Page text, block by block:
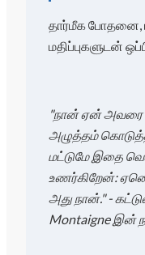
தார்மீக போதனை,
மதிப்புகளுடன்
"நான் ஏன் அவரை
அழுத்தம்
மட்டுமே இதை
உணர்கிறேன்:
அது நான்." -
Montaigne இன்